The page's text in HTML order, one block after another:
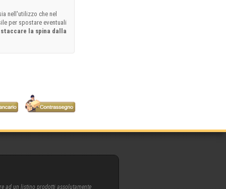
nell'utilizzo che nel
per spostare eventuali
staccare la spina dalla
ad un listino prodotti assolutamente